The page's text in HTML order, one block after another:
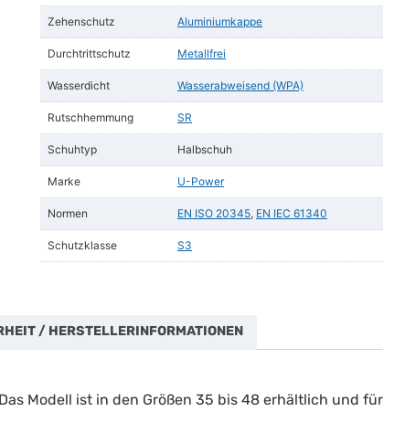
Zehenschutz Aluminiumkappe
Durchtrittschutz Metallfrei
Wasserdicht Wasserabweisend (WPA)
Rutschhemmung SR
Schuhtyp Halbschuh
Marke U-Power
Normen EN ISO 20345, EN IEC 61340
Schutzklasse S3
/ HERSTELLERINFORMATIONEN
Modell ist in den Größen 35 bis 48 erhältlich und für